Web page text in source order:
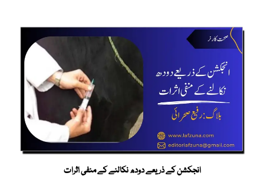
انجکشن کے ذریعے دودھ نکالنے کے منفی اثرات